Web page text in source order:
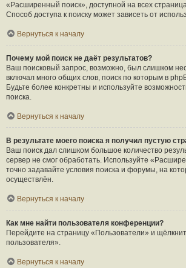
«Расширенный поиск», доступной на всех
Способ доступа к поиску может зависеть от
Вернуться к началу
Почему мой поиск не даёт результатов?
Ваш поисковый запрос, возможно, был слишком
включал много общих слов, поиск по которым в
Будьте более конкретны и используйте
поиска.
Вернуться к началу
В результате моего поиска я получил пустую
Ваш поиск дал слишком большое количество
сервер не смог обработать. Используйте
точно задавайте условия поиска и форумы, на
осуществлён.
Вернуться к началу
Как мне найти пользователя конференции?
Перейдите на страницу «Пользователи» и
пользователя».
Вернуться к началу